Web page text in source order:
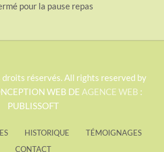
pour la pause repas
réservés. All rights reserved by
WEB DE AGENCE WEB :
PUBLISSOFT
HISTORIQUE
TÉMOIGNAGES
CONTACT